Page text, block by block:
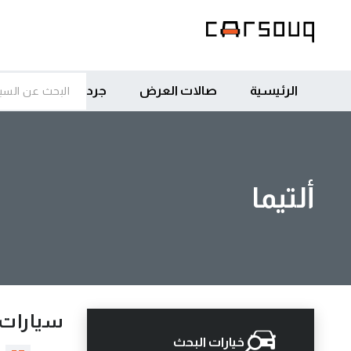
الرئيسية صالات العرض جرد
ألتيما
خيارات البحث
سيارات